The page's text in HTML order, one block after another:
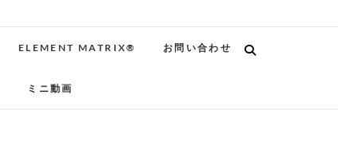
ELEMENT MATRIX® お問い合わせ
ミニ動画